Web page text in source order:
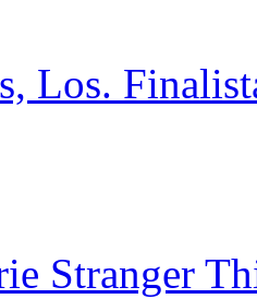
Los.
Stranger